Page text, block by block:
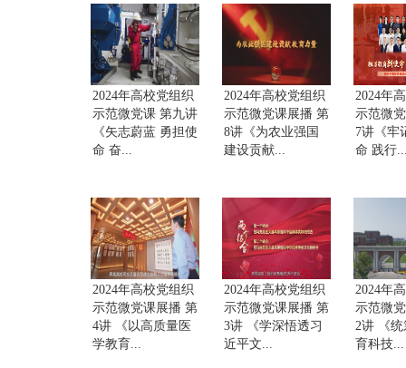
CCTV.节目官网 直播 节目单 栏目 热播榜
2024年高校党组织
示范微党课 第九讲
《矢志蔚蓝 勇担使
命 奋...
2024年高校党组织
示范微党课展播 第
8讲《为农业强国
建设贡献...
2024年
示范微
7讲《牢
命 践行
2024年高校党组织
示范微党课展播 第
4讲 《以高质量医
学教育...
2024年高校党组织
示范微党课展播 第
3讲 《学深悟透习
近平文...
2024年
示范微
2讲 《
育科技...